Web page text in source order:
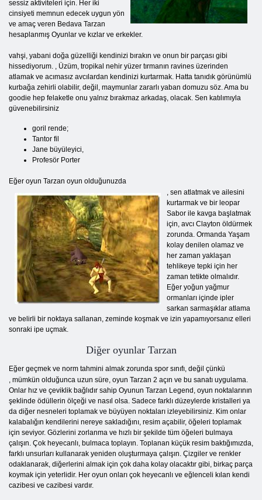
sessiz aktiviteleri için. Her iki
cinsiyeti memnun edecek uygun yön
ve amaç veren Bedava Tarzan
hesaplanmış Oyunlar ve kızlar ve erkekler.
vahşi, yabani doğa güzelliği kendinizi bırakın ve onun bir parçası gibi
hissediyorum. , Üzüm, tropikal nehir yüzer tırmanın ravines üzerinden
atlamak ve acımasız avcılardan kendinizi kurtarmak. Hatta tanıdık görünümlü
kurbağa zehirli olabilir, değil, maymunlar zararlı yaban domuzu söz. Ama bu
goodie hep felaketle onu yalnız bırakmaz arkadaş, olacak. Sen katılımıyla
güvenebilirsiniz
goril rende;
Tantor fil
Jane büyüleyici,
Profesör Porter
Eğer oyun Tarzan oyun olduğunuzda
, sen atlatmak ve ailesini
kurtarmak ve bir leopar
Sabor ile kavga başlatmak
için, avcı Clayton öldürmek
zorunda. Ormanda Yaşam
kolay denilen olamaz ve
her zaman yaklaşan
tehlikeye tepki için her
zaman tetikte olmalıdır.
Eğer yoğun yağmur
ormanları içinde ipler
sarkan sarmaşıklar atlama
ve belirli bir noktaya sallanan, zeminde koşmak ve izin yapamıyorsanız elleri
sonraki ipe uçmak.
Diğer oyunlar Tarzan
Eğer geçmek ve norm tahmini almak zorunda spor sınıfı, değil çünkü
, mümkün olduğunca uzun süre, oyun Tarzan 2 açın ve bu sanatı uygulama.
Onlar hız ve çeviklik bağlıdır sahip Oyunun Tarzan Legend, oyun noktalarının
şeklinde ödüllerin ölçeği ve nasıl olsa. Sadece farklı düzeylerde kristalleri ya
da diğer nesneleri toplamak ve büyüyen noktaları izleyebilirsiniz. Kim onlar
kalabalığın kendilerini nereye sakladığını, resim açabilir, öğeleri toplamak
için seviyor. Gözlerini zorlanma ve hızlı bir şekilde tüm öğeleri bulmaya
çalışın. Çok heyecanlı, bulmaca toplayın. Toplanan küçük resim baktığımızda,
farklı unsurları kullanarak yeniden oluşturmaya çalışın. Çizgiler ve renkler
odaklanarak, diğerlerini almak için çok daha kolay olacaktır gibi, birkaç parça
koymak için yeterlidir. Her oyun onları çok heyecanlı ve eğlenceli kılan kendi
cazibesi ve cazibesi vardır.